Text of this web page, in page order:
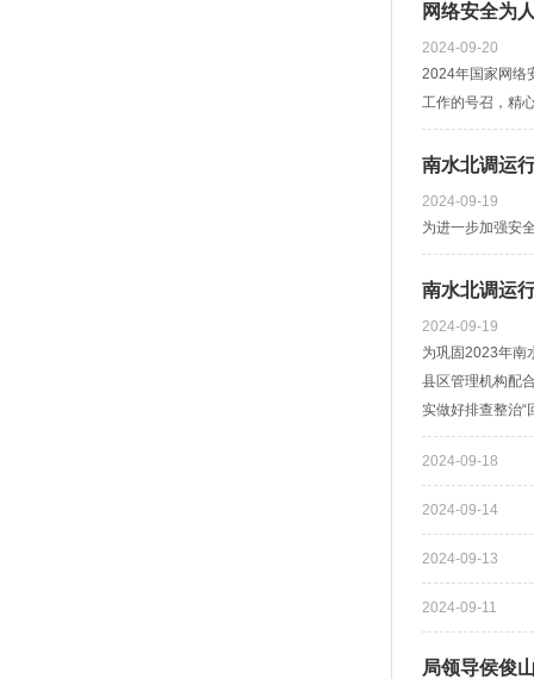
网络安全为
2024-09-20
2024年国家网络
工作的号召，精
南水北调运
2024-09-19
为进一步加强安
南水北调运
2024-09-19
为巩固2023年南
县区管理机构配
实做好排查整治“
2024-09-18
2024-09-14
2024-09-13
2024-09-11
局领导侯俊